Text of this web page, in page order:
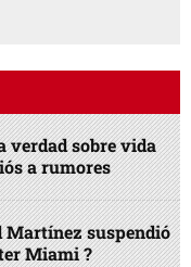
verdad sobre vida
a rumores
Martínez suspendió
Miami ?